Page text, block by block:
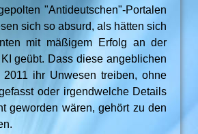
"Antideutschen"-Portalen
sich so absurd, als hätten sich
mit mäßigem Erfolg an der
geübt. Dass diese angeblichen
2011 ihr Unwesen treiben, ohne
oder irgendwelche Details
geworden wären, gehört zu den